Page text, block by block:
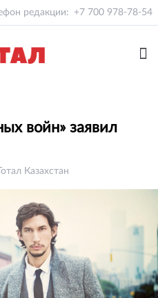
редакции: +7 700 978-78-54
войн» заявил
Казахстан